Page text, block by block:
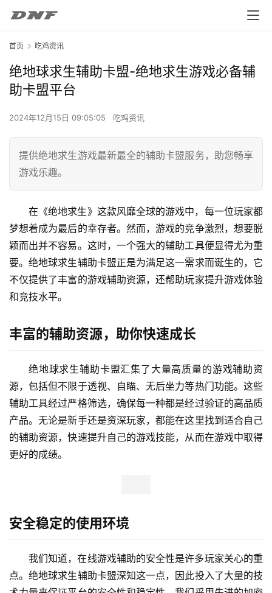
首页 吃鸡资讯
绝地球求生辅助卡盟-绝地求生游戏必备辅
助卡盟平台
2024年12月15日 09:05:05 吃鸡资讯
提供绝地求生游戏最新最全的辅助卡盟服务，助您畅享
游戏乐趣。
在《绝地求生》这款风靡全球的游戏中，每一位玩家都
梦想着成为最后的幸存者。然而，游戏的竞争激烈，想要脱
颖而出并不容易。这时，一个强大的辅助工具便显得尤为重
要。绝地球求生辅助卡盟正是为满足这一需求而诞生的，它
不仅提供了丰富的游戏辅助资源，还帮助玩家提升游戏体验
和竞技水平。
丰富的辅助资源，助你快速成长
绝地球求生辅助卡盟汇集了大量高质量的游戏辅助资
源，包括但不限于透视、自瞄、无后坐力等热门功能。这些
辅助工具经过严格筛选，确保每一种都是经过验证的高品质
产品。无论是新手还是资深玩家，都能在这里找到适合自己
的辅助资源，快速提升自己的游戏技能，从而在游戏中取得
更好的成绩。